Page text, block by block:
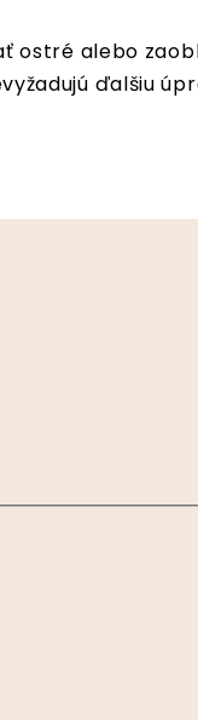
ostré alebo
ďalšiu